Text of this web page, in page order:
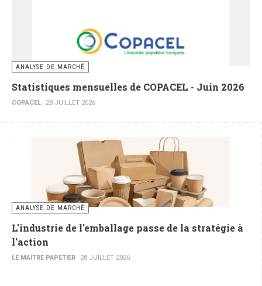
ANALYSE DE MARCHÉ
Statistiques mensuelles de COPACEL - Juin 2026
COPACEL 28 JUILLET 2026
ANALYSE DE MARCHÉ
L'industrie de l'emballage passe de la stratégie à
l'action
LE MAITRE PAPETIER 28 JUILLET 2026